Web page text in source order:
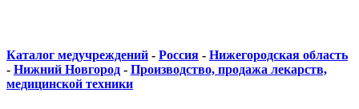
Каталог медучреждений - Россия - Нижегородская область
- Нижний Новгород - Производство, продажа лекарств,
медицинской техники